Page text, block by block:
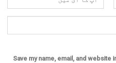
Save my name, email, and